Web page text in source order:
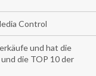
Control
und hat die
die TOP 10 der